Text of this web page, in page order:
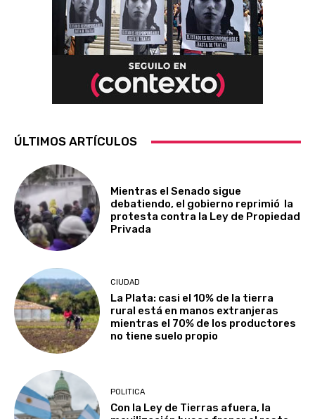
ÚLTIMOS ARTÍCULOS
Mientras el Senado sigue
debatiendo, el gobierno reprimió la
protesta contra la Ley de Propiedad
Privada
CIUDAD
La Plata: casi el 10% de la tierra
rural está en manos extranjeras
mientras el 70% de los productores
no tiene suelo propio
POLITICA
Con la Ley de Tierras afuera, la